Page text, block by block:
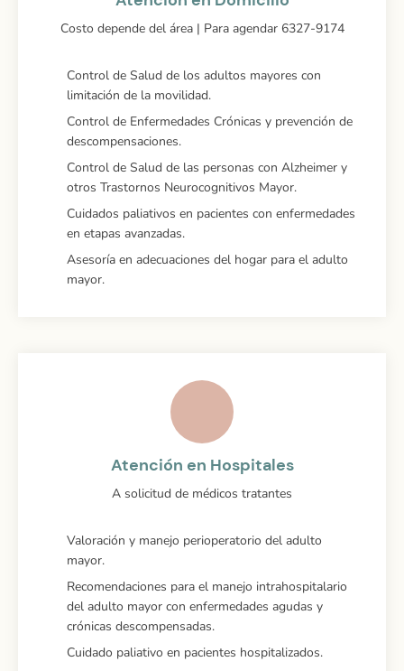
Costo depende del área | Para agendar 6327-9174
Control de Salud de los adultos mayores con
limitación de la movilidad.
Control de Enfermedades Crónicas y prevención de
descompensaciones.
Control de Salud de las personas con Alzheimer y
otros Trastornos Neurocognitivos Mayor.
Cuidados paliativos en pacientes con enfermedades
en etapas avanzadas.
Asesoría en adecuaciones del hogar para el adulto
mayor.
Atención en Hospitales
A solicitud de médicos tratantes
Valoración y manejo perioperatorio del adulto
mayor.
Recomendaciones para el manejo intrahospitalario
del adulto mayor con enfermedades agudas y
crónicas descompensadas.
Cuidado paliativo en pacientes hospitalizados.